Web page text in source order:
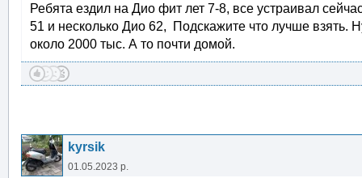
Ребята ездил на Дио фит лет 7-8, все устраивал
51 и несколько Дио 62, Подскажите что лучше взять.
около 2000 тыс. А то почти домой.
kyrsik
01.05.2023 р.